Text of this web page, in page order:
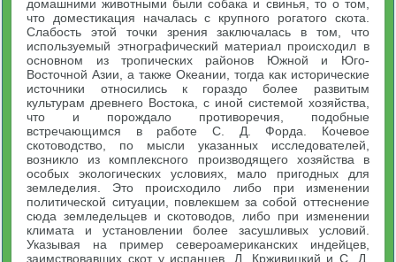
домашними животными были собака и свинья, то о том,
что доместикация началась с крупного рогатого скота.
Слабость этой точки зрения заключалась в том, что
используемый этнографический материал происходил в
основном из тропических районов Южной и Юго-
Восточной Азии, а также Океании, тогда как исторические
источники относились к гораздо более развитым
культурам древнего Востока, с иной системой хозяйства,
что и порождало противоречия, подобные
встречающимся в работе С. Д. Форда. Кочевое
скотоводство, по мысли указанных исследователей,
возникло из комплексного производящего хозяйства в
особых экологических условиях, мало пригодных для
земледелия. Это происходило либо при изменении
политической ситуации, повлекшем за собой оттеснение
сюда земледельцев и скотоводов, либо при изменении
климата и установлении более засушливых условий.
Указывая на пример североамериканских индейцев,
заимствовавших скот у испанцев, Л. Крживицкий и С. Д.